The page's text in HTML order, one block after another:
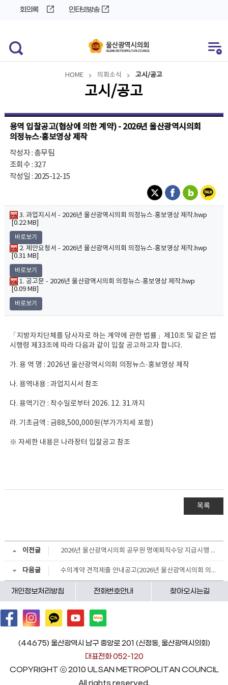
회의록 인터넷방송
HOME 의회소식 고시/공고
고시/공고
용역 입찰공고(협상에 의한 계약) - 2026년 울산광역시의회
의정뉴스·홍보영상 제작
작성자 : 총무팀
조회수 : 327
작성일 : 2025-12-15
3. 과업지시서 - 2026년 울산광역시의회 의정뉴스·홍보영상 제작.hwp
[0.22 MB]
바로보기
2. 제안요청서 - 2026년 울산광역시의회 의정뉴스·홍보영상 제작.hwp
[0.31 MB]
바로보기
1. 공고문 - 2026년 울산광역시의회 의정뉴스·홍보영상 제작.hwp
[0.09 MB]
바로보기
「지방자치단체를 당사자로 하는 계약에 관한 법률」제10조 및 같은 법
시행령 제33조에 따라 다음과 같이 입찰 공고하고자 합니다.
가. 용 역 명 : 2026년 울산광역시의회 의정뉴스·홍보영상 제작
나. 용역내용 : 과업지시서 참조
다. 용역기간 : 착수일로부터 2026. 12. 31.까지
라. 기초금액 : 금88,500,000원(부가가치세 포함)
※ 자세한 내용은 나라장터 입찰공고 참조
목록
이전글 2026년 울산광역시의회 공무원 명예퇴직수당 지급시행 계획
다음글 수의계약 견적제출 안내공고(2026년 울산광역시의회 의정 중계방송 위탁운영)
개인정보처리방침 전화번호안내 찾아오시는길
(44675) 울산광역시 남구 중앙로 201 (신정동, 울산광역시의회)
대표전화 052-120
COPYRIGHT ⓒ 2010 ULSAN METROPOLITAN COUNCIL
All rights reserved.